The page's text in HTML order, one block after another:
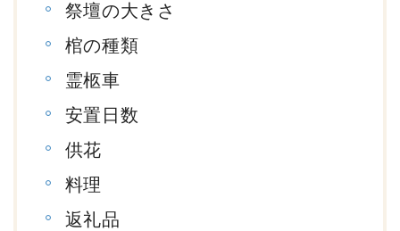
祭壇の大きさ
棺の種類
霊柩車
安置日数
供花
料理
返礼品